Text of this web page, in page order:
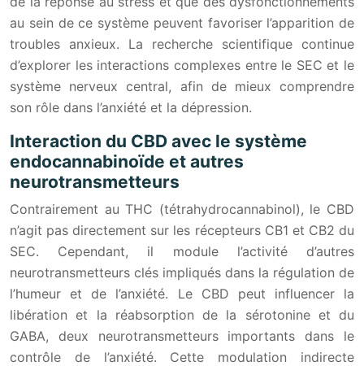
au sein de ce système peuvent favoriser l’apparition de
troubles anxieux. La recherche scientifique continue
d’explorer les interactions complexes entre le SEC et le
système nerveux central, afin de mieux comprendre
son rôle dans l’anxiété et la dépression.
Interaction du CBD avec le système
endocannabinoïde et autres
neurotransmetteurs
Contrairement au THC (tétrahydrocannabinol), le CBD
n’agit pas directement sur les récepteurs CB1 et CB2 du
SEC. Cependant, il module l’activité d’autres
neurotransmetteurs clés impliqués dans la régulation de
l’humeur et de l’anxiété. Le CBD peut influencer la
libération et la réabsorption de la sérotonine et du
GABA, deux neurotransmetteurs importants dans le
contrôle de l’anxiété. Cette modulation indirecte